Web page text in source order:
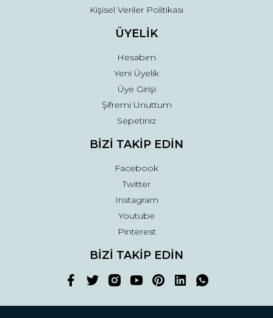
Kişisel Veriler Politikası
ÜYELİK
Hesabım
Yeni Üyelik
Üye Girişi
Şifremi Unuttum
Sepetiniz
BİZİ TAKİP EDİN
Facebook
Twitter
Instagram
Youtube
Pinterest
BİZİ TAKİP EDİN